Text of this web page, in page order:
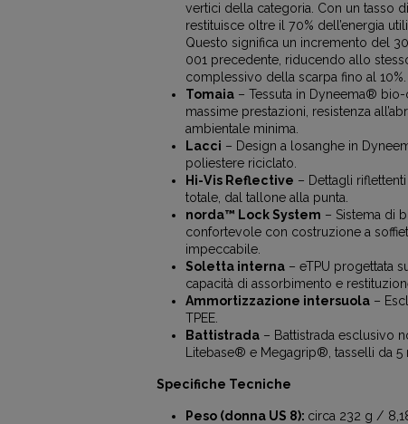
vertici della categoria. Con un tasso
restituisce oltre il 70% dell’energia
Questo significa un incremento del
001 precedente, riducendo allo
complessivo della scarpa fino al 10%.
Tomaia – Tessuta in Dyneema®
massime prestazioni, resistenza
ambientale minima.
Lacci – Design a losanghe in
poliestere riciclato.
Hi-Vis Reflective – Dettagli
totale, dal tallone alla punta.
norda™ Lock System – Sistema di
confortevole con costruzione a
impeccabile.
Soletta interna – eTPU progettata
capacità di assorbimento e
Ammortizzazione intersuola –
TPEE.
Battistrada – Battistrada esclusivo
Litebase® e Megagrip®, tasselli da 5
Specifiche Tecniche
Peso (donna US 8): circa 232 g /